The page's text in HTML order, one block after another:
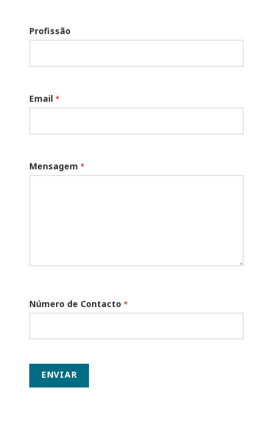
Profissão
Email *
Mensagem *
Número de Contacto *
ENVIAR